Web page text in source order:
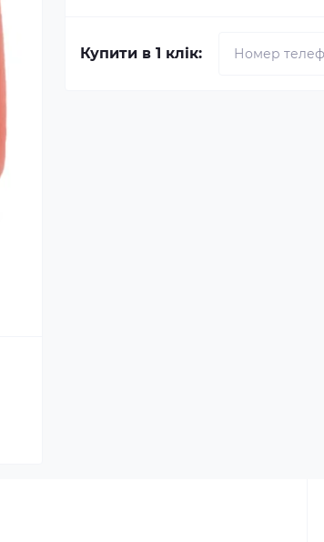
Купити в 1 клік: